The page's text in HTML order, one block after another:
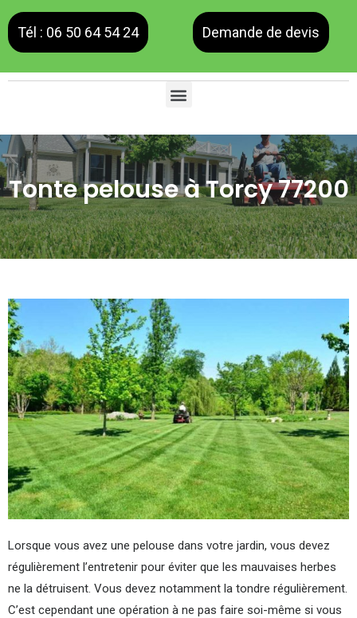
Tél : 06 50 64 54 24 Demande de devis
Tonte pelouse à Torcy 77200
Lorsque vous avez une pelouse dans votre jardin, vous devez
régulièrement l’entretenir pour éviter que les mauvaises herbes
ne la détruisent. Vous devez notamment la tondre régulièrement.
C’est cependant une opération à ne pas faire soi-même si vous